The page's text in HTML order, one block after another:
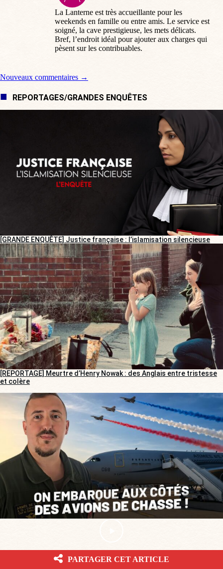
La Lanterne est très accueillante pour les
weekends en famille ou entre amis. Le service est
soigné, la cave prestigieuse, les mets délicats.
Bref, l’endroit idéal pour ajouter aux charges qui
pèsent sur les contribuables.
Navigation de commentaire
Nouveaux commentaires →
REPORTAGES/GRANDES ENQUÊTES
[GRANDE ENQUÊTE] Justice française : l’islamisation silencieuse
[REPORTAGE] Meurtre d’Henry Nowak : des Anglais entre tristesse
et colère
POUR NE RIEN RATER
PARTAGER CET ARTICLE